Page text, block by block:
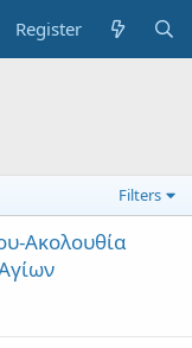
Register
Filters
Ακολουθία